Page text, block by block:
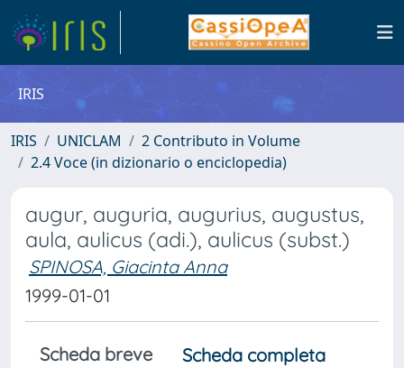
IRIS
IRIS UNICLAM
2 Contributo in Volume
2.4 Voce (in dizionario o enciclopedia)
augur, auguria, augurius, augustus,
aula, aulicus (adi.), aulicus (subst.)
SPINOSA, Giacinta Anna
1999-01-01
Scheda breve
Scheda completa